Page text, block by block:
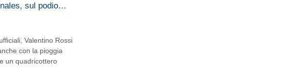
sul podio…
,Valentino Rossi
con la pioggia
un quadricottero